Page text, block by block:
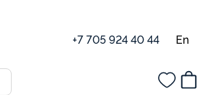
+7 705 924 40 44 En